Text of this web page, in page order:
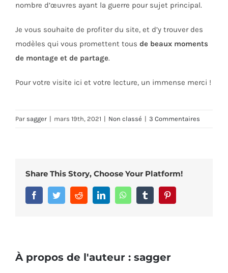
nombre d’œuvres ayant la guerre pour sujet principal.
Je vous souhaite de profiter du site, et d’y trouver des
modèles qui vous promettent tous de beaux moments
de montage et de partage.
Pour votre visite ici et votre lecture, un immense merci !
Par sagger | mars 19th, 2021 | Non classé | 3 Commentaires
Share This Story, Choose Your Platform!
FacebookTwitterRedditLinkedInWhatsAppTumblr
À propos de l'auteur : sagger